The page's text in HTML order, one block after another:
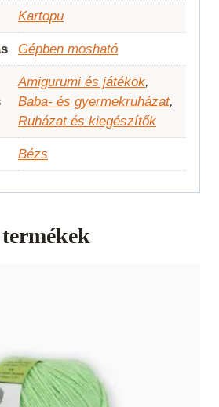
Kartopu
Gépben mosható
Amigurumi és játékok,
Baba- és gyermekruházat,
Ruházat és kiegészítők
Bézs